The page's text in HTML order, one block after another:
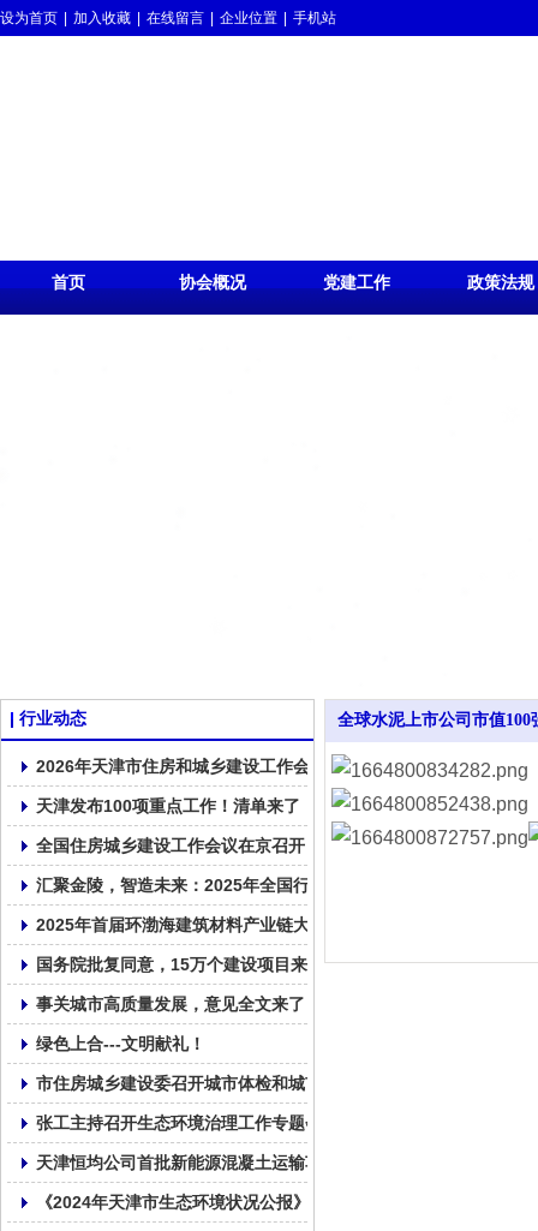
设为首页 加入收藏 在线留言 企业位置 手机站
首页 协会概况 党建工作 政策法规
行业动态
2026年天津市住房和城乡建设工作会议召开
天津发布100项重点工作！清单来了！
全国住房城乡建设工作会议在京召开
汇聚金陵，智造未来：2025年全国行业高质量发展交流会在南京召
2025年首届环渤海建筑材料产业链大会在大连顺利召开！
国务院批复同意，15万个建设项目来了！
事关城市高质量发展，意见全文来了
绿色上合---文明献礼！
市住房城乡建设委召开城市体检和城市更新规划编制工作动员部署
张工主持召开生态环境治理工作专题会议
天津恒均公司首批新能源混凝土运输车交付使用!
《2024年天津市生态环境状况公报》发布 亮出生态成绩单
全球水泥上市公司市值100